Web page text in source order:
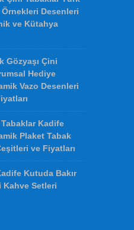
Klasik Saray
Tütsülük El
Özel İşlemeli
Kesme
Çini Tabaklar Türk
Desenleri
ve Kütahya
Gözyaşı Çini